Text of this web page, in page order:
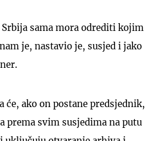
sama mora odrediti kojim
je, nastavio je, susjed i jako
će, ako on postane predsjednik,
prema svim susjedima na putu